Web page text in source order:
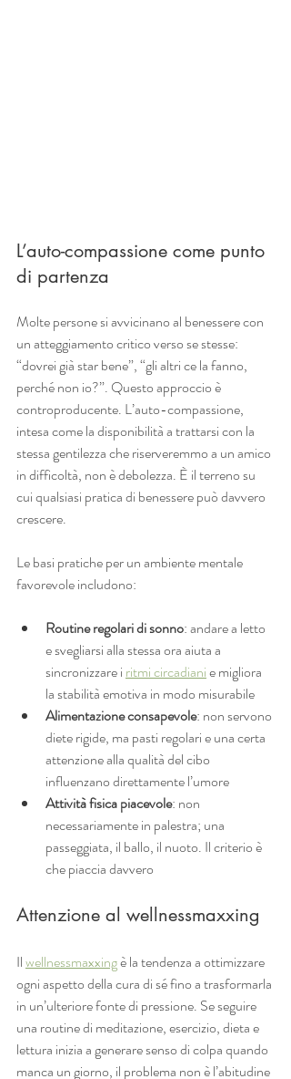
L’auto-compassione come punto
di partenza
Molte persone si avvicinano al benessere con
un atteggiamento critico verso se stesse:
“dovrei già star bene”, “gli altri ce la fanno,
perché non io?”. Questo approccio è
controproducente. L’auto-compassione,
intesa come la disponibilità a trattarsi con la
stessa gentilezza che riserveremmo a un amico
in difficoltà, non è debolezza. È il terreno su
cui qualsiasi pratica di benessere può davvero
crescere.
Le basi pratiche per un ambiente mentale
favorevole includono:
Routine regolari di sonno: andare a letto
e svegliarsi alla stessa ora aiuta a
sincronizzare i ritmi circadiani e migliora
la stabilità emotiva in modo misurabile
Alimentazione consapevole: non servono
diete rigide, ma pasti regolari e una certa
attenzione alla qualità del cibo
influenzano direttamente l’umore
Attività fisica piacevole: non
necessariamente in palestra; una
passeggiata, il ballo, il nuoto. Il criterio è
che piaccia davvero
Attenzione al wellnessmaxxing
Il wellnessmaxxing è la tendenza a ottimizzare
ogni aspetto della cura di sé fino a trasformarla
in un’ulteriore fonte di pressione. Se seguire
una routine di meditazione, esercizio, dieta e
lettura inizia a generare senso di colpa quando
manca un giorno, il problema non è l’abitudine